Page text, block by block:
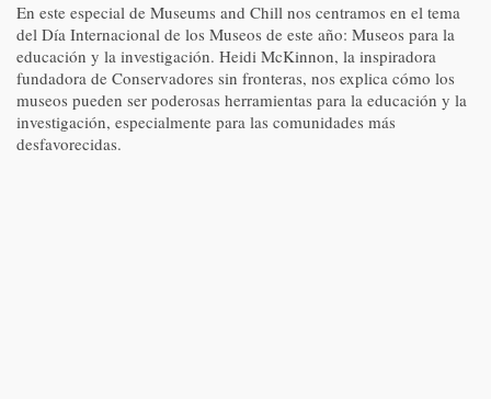
En este especial de Museums and Chill nos centramos en el tema
del Día Internacional de los Museos de este año: Museos para la
educación y la investigación. Heidi McKinnon, la inspiradora
fundadora de Conservadores sin fronteras, nos explica cómo los
museos pueden ser poderosas herramientas para la educación y la
investigación, especialmente para las comunidades más
desfavorecidas.